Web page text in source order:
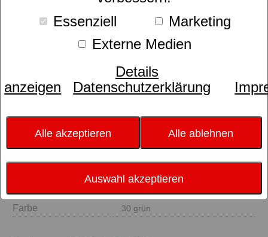
Essenziell
Marketing
Externe Medien
Details
anzeigen
Datenschutzerklärung
Alle akzeptieren Alle ablehnen
Auswahl akzeptieren
Farbe 30 grün